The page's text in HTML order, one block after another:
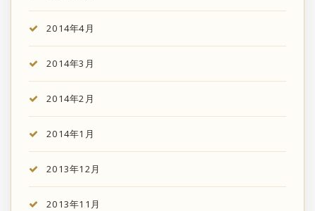
2014年4月
2014年3月
2014年2月
2014年1月
2013年12月
2013年11月